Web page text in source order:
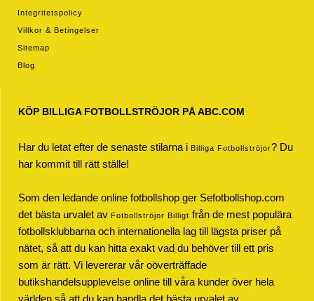
Integritetspolicy
Villkor & Betingelser
Sitemap
Blog
KÖP BILLIGA FOTBOLLSTRÖJOR PÅ ABC.COM
Har du letat efter de senaste stilarna i Billiga Fotbollströjor? Du
har kommit till rätt ställe!
Som den ledande online fotbollshop ger Sefotbollshop.com
det bästa urvalet av Fotbollströjor Billigt från de mest populära
fotbollsklubbarna och internationella lag till lägsta priser på
nätet, så att du kan hitta exakt vad du behöver till ett pris
som är rätt. Vi levererar vår oöverträffade
butikshandelsupplevelse online till våra kunder över hela
världen så att du kan handla det bästa urvalet av